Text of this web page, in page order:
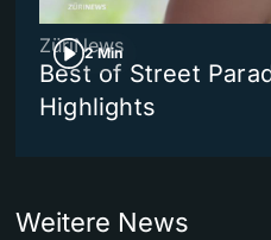
2 Min
ZüriNews
Best of Street
Highlights
Weitere News